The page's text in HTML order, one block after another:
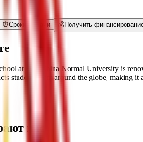
⏰Сроки Подачи 💰 Получить
at East China Normal University is
students from around the globe, making
нас